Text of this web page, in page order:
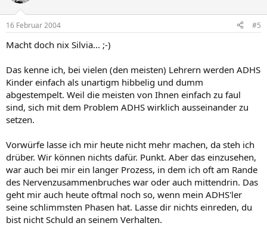
16 Februar 2004 #5
Macht doch nix Silvia... ;-)
Das kenne ich, bei vielen (den meisten) Lehrern werden ADHS
Kinder einfach als unartigm hibbelig und dumm
abgestempelt. Weil die meisten von Ihnen einfach zu faul
sind, sich mit dem Problem ADHS wirklich ausseinander zu
setzen.
Vorwürfe lasse ich mir heute nicht mehr machen, da steh ich
drüber. Wir können nichts dafür. Punkt. Aber das einzusehen,
war auch bei mir ein langer Prozess, in dem ich oft am Rande
des Nervenzusammenbruches war oder auch mittendrin. Das
geht mir auch heute oftmal noch so, wenn mein ADHS'ler
seine schlimmsten Phasen hat. Lasse dir nichts einreden, du
bist nicht Schuld an seinem Verhalten.